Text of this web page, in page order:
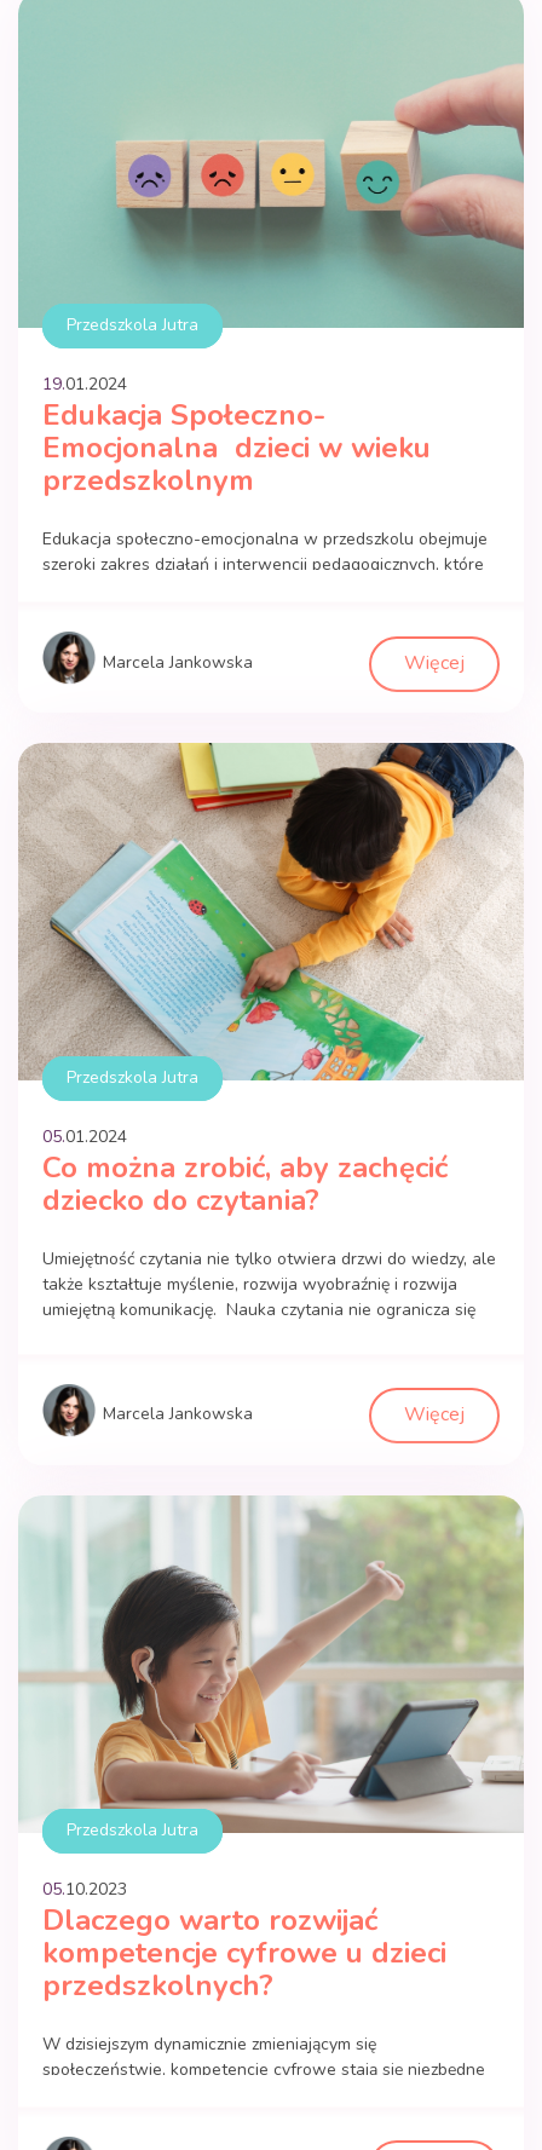
Przedszkola Jutra
19.01.2024
Edukacja Społeczno-
Emocjonalna dzieci w wieku
przedszkolnym
Edukacja społeczno-emocjonalna w przedszkolu obejmuje
szeroki zakres działań i interwencji pedagogicznych, które
emocjami. To proces, który integruje naukę społecznych i
emocjonalnych kompetencji, takich jak empatia,
współpraca, samoregulacja emocjonalna oraz
doświadczeń przedszkolnych. Znaczenie rozwoju […]
Marcela Jankowska Więcej
Przedszkola Jutra
05.01.2024
Co można zrobić, aby zachęcić
dziecko do czytania?
Umiejętność czytania nie tylko otwiera drzwi do wiedzy, ale
także kształtuje myślenie, rozwija wyobraźnię i rozwija
umiejętną komunikację. Nauka czytania nie ogranicza się
rozumienie dźwięków i słuchanie ze zrozumieniem. Dlatego
też, aby dziecko mogło skutecznie opanować sztukę
czytania, ważne jest zaangażowanie rodziców na […]
Marcela Jankowska Więcej
Przedszkola Jutra
05.10.2023
Dlaczego warto rozwijać
kompetencje cyfrowe u dzieci
przedszkolnych?
W dzisiejszym dynamicznie zmieniającym się
społeczeństwie, kompetencje cyfrowe stają się niezbędne